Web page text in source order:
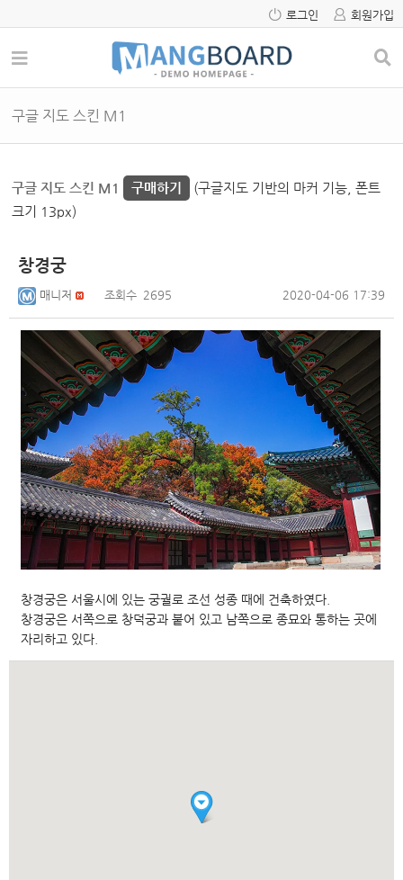
로그인 회원가입
구글 지도 스킨 M1
구글 지도 스킨 M1 구매하기
(구글지도 기반의 마커 기능, 폰트
크기 13px)
창경궁
매니저 조회수 2695 2020-04-06 17:39
창경궁은 서울시에 있는 궁궐로 조선 성종 때에 건축하였다.
창경궁은 서쪽으로 창덕궁과 붙어 있고 남쪽으로 종묘와 통하는 곳에
자리하고 있다.